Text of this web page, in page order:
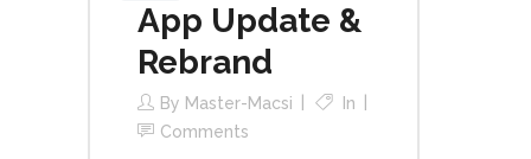
App Update &
Rebrand
By Master-Macsi
In
Comments